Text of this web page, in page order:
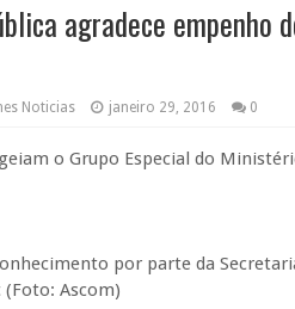
agradece empenho
Noticias janeiro 29, 2016 0
o Grupo Especial do
por parte da
Ascom)